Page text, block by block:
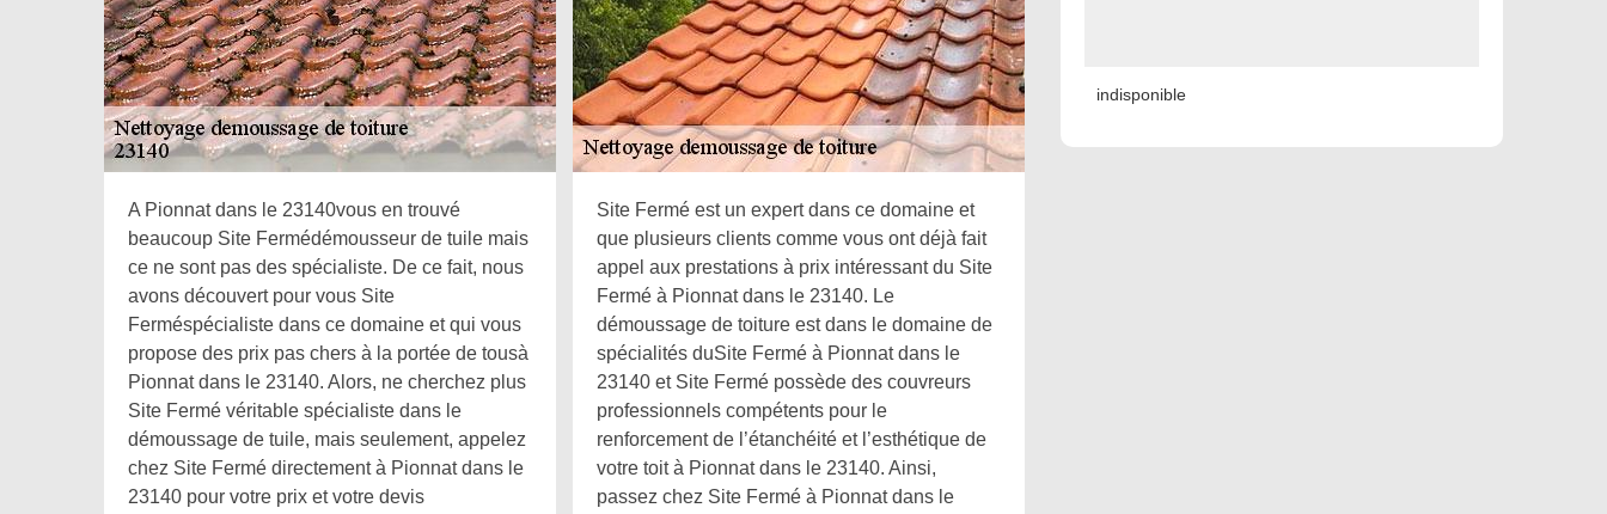
A Pionnat dans le 23140vous en trouvé
beaucoup Site Fermédémousseur de tuile mais
ce ne sont pas des spécialiste. De ce fait, nous
avons découvert pour vous Site
Ferméspécialiste dans ce domaine et qui vous
propose des prix pas chers à la portée de tousà
Pionnat dans le 23140. Alors, ne cherchez plus
Site Fermé véritable spécialiste dans le
démoussage de tuile, mais seulement, appelez
chez Site Fermé directement à Pionnat dans le
23140 pour votre prix et votre devis
Site Fermé est un expert dans ce domaine et
que plusieurs clients comme vous ont déjà fait
appel aux prestations à prix intéressant du Site
Fermé à Pionnat dans le 23140. Le
démoussage de toiture est dans le domaine de
spécialités duSite Fermé à Pionnat dans le
23140 et Site Fermé possède des couvreurs
professionnels compétents pour le
renforcement de l’étanchéité et l’esthétique de
votre toit à Pionnat dans le 23140. Ainsi,
passez chez Site Fermé à Pionnat dans le
indisponible